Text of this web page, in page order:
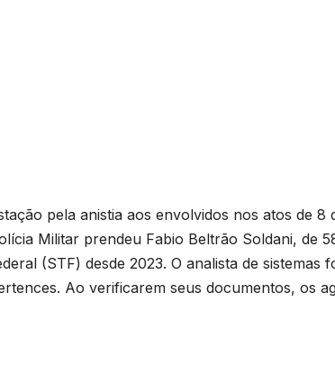
pela anistia aos envolvidos nos atos de 8
Militar prendeu Fabio Beltrão Soldani, de
(STF) desde 2023. O analista de sistemas
Ao verificarem seus documentos, os